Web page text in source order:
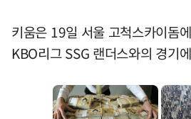
키움은 19일 서울 고척스카이돔
KBO리그 SSG 랜더스와의 경기